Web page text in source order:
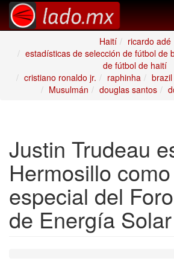
Haití
ricardo adé
estadísticas de selección de fútbol de
de fútbol de haití
cristiano ronaldo jr.
raphinha
Musulmán
douglas santos
Justin Trudeau
Hermosillo
especial del
de Energía Solar